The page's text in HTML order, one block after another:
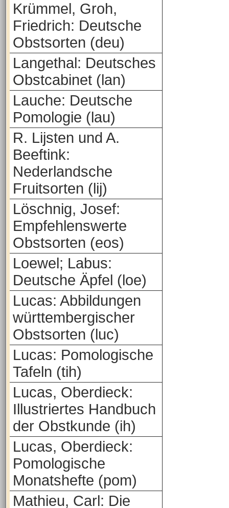
Krümmel, Groh,
Friedrich: Deutsche
Obstsorten (deu)
Langethal: Deutsches
Obstcabinet (lan)
Lauche: Deutsche
Pomologie (lau)
R. Lijsten und A.
Beeftink:
Nederlandsche
Fruitsorten (lij)
Löschnig, Josef:
Empfehlenswerte
Obstsorten (eos)
Loewel; Labus:
Deutsche Äpfel (loe)
Lucas: Abbildungen
württembergischer
Obstsorten (luc)
Lucas: Pomologische
Tafeln (tih)
Lucas, Oberdieck:
Illustriertes Handbuch
der Obstkunde (ih)
Lucas, Oberdieck:
Pomologische
Monatshefte (pom)
Mathieu, Carl: Die